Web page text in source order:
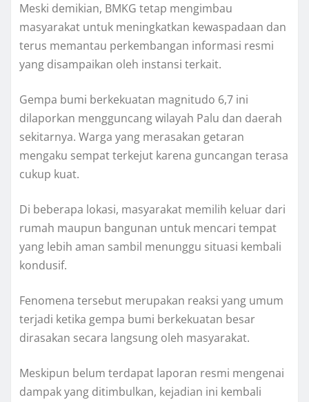
Meski demikian, BMKG tetap mengimbau
masyarakat untuk meningkatkan kewaspadaan dan
terus memantau perkembangan informasi resmi
yang disampaikan oleh instansi terkait.
Gempa bumi berkekuatan magnitudo 6,7 ini
dilaporkan mengguncang wilayah Palu dan daerah
sekitarnya. Warga yang merasakan getaran
mengaku sempat terkejut karena guncangan terasa
cukup kuat.
Di beberapa lokasi, masyarakat memilih keluar dari
rumah maupun bangunan untuk mencari tempat
yang lebih aman sambil menunggu situasi kembali
kondusif.
Fenomena tersebut merupakan reaksi yang umum
terjadi ketika gempa bumi berkekuatan besar
dirasakan secara langsung oleh masyarakat.
Meskipun belum terdapat laporan resmi mengenai
dampak yang ditimbulkan, kejadian ini kembali